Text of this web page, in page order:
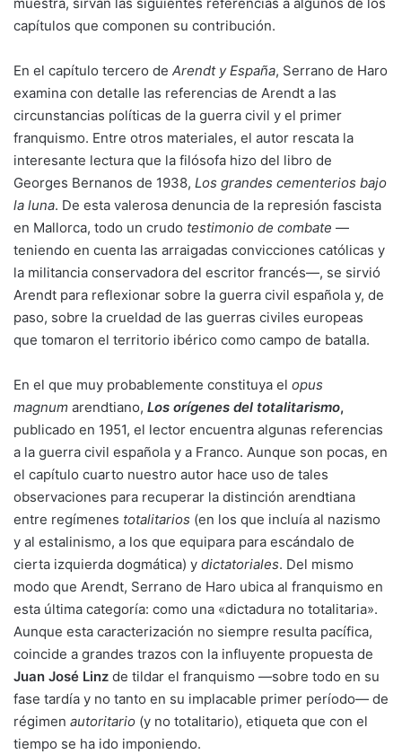
capítulos que componen su contribución.
En el capítulo tercero de Arendt y España, Serrano de Haro
examina con detalle las referencias de Arendt a las
circunstancias políticas de la guerra civil y el primer
franquismo. Entre otros materiales, el autor rescata la
interesante lectura que la filósofa hizo del libro de
Georges Bernanos de 1938, Los grandes cementerios bajo
la luna. De esta valerosa denuncia de la represión fascista
en Mallorca, todo un crudo testimonio de combate —
teniendo en cuenta las arraigadas convicciones católicas y
la militancia conservadora del escritor francés—, se sirvió
Arendt para reflexionar sobre la guerra civil española y, de
paso, sobre la crueldad de las guerras civiles europeas
que tomaron el territorio ibérico como campo de batalla.
En el que muy probablemente constituya el opus
magnum arendtiano, Los orígenes del totalitarismo,
publicado en 1951, el lector encuentra algunas referencias
a la guerra civil española y a Franco. Aunque son pocas, en
el capítulo cuarto nuestro autor hace uso de tales
observaciones para recuperar la distinción arendtiana
entre regímenes totalitarios (en los que incluía al nazismo
y al estalinismo, a los que equipara para escándalo de
cierta izquierda dogmática) y dictatoriales. Del mismo
modo que Arendt, Serrano de Haro ubica al franquismo en
esta última categoría: como una «dictadura no totalitaria».
Aunque esta caracterización no siempre resulta pacífica,
coincide a grandes trazos con la influyente propuesta de
Juan José Linz de tildar el franquismo —sobre todo en su
fase tardía y no tanto en su implacable primer período— de
régimen autoritario (y no totalitario), etiqueta que con el
tiempo se ha ido imponiendo.